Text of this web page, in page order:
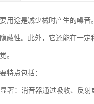
用途是减少械时产生的噪
蔽性。此外，它还能在一
。
特点包括：
著：消音器通过吸收、反